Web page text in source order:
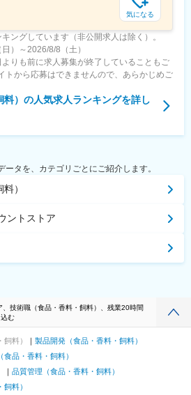
気になる
ングしています（非公開求人は除く）。
）～2026/8/8（土）
りも前に求人募集が終了していることもご
トから応募はできませんので、あらかじめご
） の人気求人ランキングを詳し
タを、カテゴリごとにご紹介します。
）
ントストア
技術職（食品・香料・飼料）、残業20時間
む
料）
製品開発（食品・香料・飼料）
品・香料・飼料）
品質管理（食品・香料・飼料）
料）